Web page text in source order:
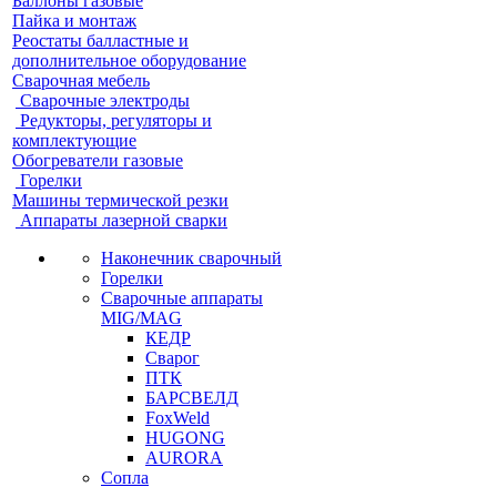
Пайка и монтаж
Реостаты балластные и
дополнительное оборудование
Сварочная мебель
Cварочные электроды
Редукторы, регуляторы и
комплектующие
Обогреватели газовые
Горелки
Машины термической резки
Аппараты лазерной сварки
Наконечник сварочный
Горелки
Сварочные аппараты
MIG/MAG
КЕДР
Сварог
ПТК
БАРСВЕЛД
FoxWeld
HUGONG
AURORA
Сопла